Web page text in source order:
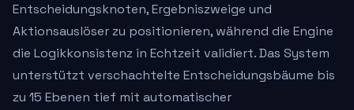
Entscheidungsknoten, Ergebniszweige und
Aktionsauslöser zu positionieren, während die Engine
die Logikkonsistenz in Echtzeit validiert. Das System
unterstützt verschachtelte Entscheidungsbäume bis
zu 15 Ebenen tief mit automatischer